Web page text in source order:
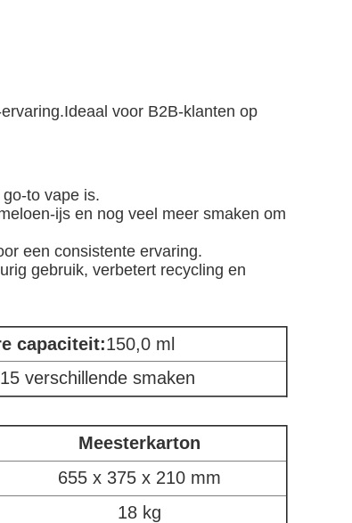
voor B2B-klanten op
to vape is.
ijs en nog veel meer smaken om
een consistente ervaring.
gebruik, verbetert recycling en
capaciteit:150,0 ml
15 verschillende smaken
Meesterkarton
655 x 375 x 210 mm
18 kg